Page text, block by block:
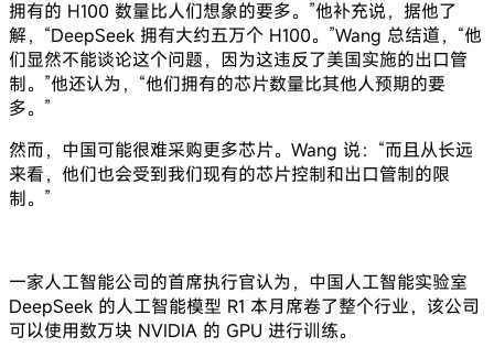
拥有的 H100 数量比人们想象的要多。”他补充说，据他了
解，“DeepSeek 拥有大约五万个 H100。”Wang 总结道，“他
们显然不能谈论这个问题，因为这违反了美国实施的出口管
制。”他还认为，“他们拥有的芯片数量比其他人预期的要
多。”
然而，中国可能很难采购更多芯片。Wang 说：“而且从长远
来看，他们也会受到我们现有的芯片控制和出口管制的限
制。”
一家人工智能公司的首席执行官认为，中国人工智能实验室
DeepSeek 的人工智能模型 R1 本月席卷了整个行业，该公司
可以使用数万块 NVIDIA 的 GPU 进行训练。